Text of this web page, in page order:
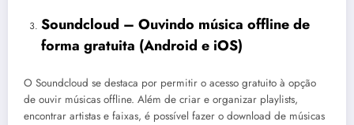
Soundcloud – Ouvindo música offline de
forma gratuita (Android e iOS)
O Soundcloud se destaca por permitir o acesso gratuito à opção
de ouvir músicas offline. Além de criar e organizar playlists,
encontrar artistas e faixas, é possível fazer o download de músicas